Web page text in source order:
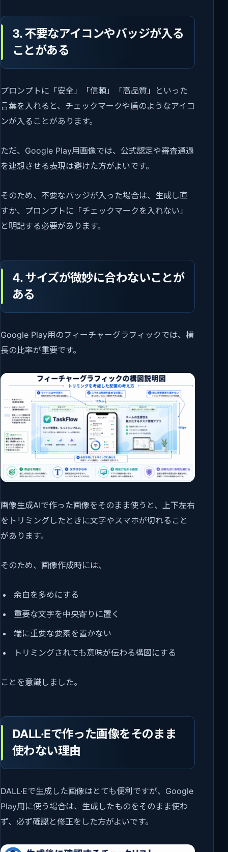
3. 不要なアイコンやバッジが入る
ことがある
プロンプトに「安全」「信頼」「高品質」といった
言葉を入れると、チェックマークや盾のようなアイコ
ンが入ることがあります。
ただ、Google Play用画像では、公式認定や審査通過
を連想させる表現は避けた方がよいです。
そのため、不要なバッジが入った場合は、生成し直
すか、プロンプトに「チェックマークを入れない」
と明記する必要があります。
4. サイズが微妙に合わないことが
ある
Google Play用のフィーチャーグラフィックでは、横
長の比率が重要です。
画像生成AIで作った画像をそのまま使うと、上下左右
をトリミングしたときに文字やスマホが切れること
があります。
そのため、画像作成時には、
余白を多めにする
重要な文字を中央寄りに置く
端に重要な要素を置かない
トリミングされても意味が伝わる構図にする
ことを意識しました。
DALL·Eで作った画像をそのまま
使わない理由
DALL·Eで生成した画像はとても便利ですが、Google
Play用に使う場合は、生成したものをそのまま使わ
ず、必ず確認と修正をした方がよいです。